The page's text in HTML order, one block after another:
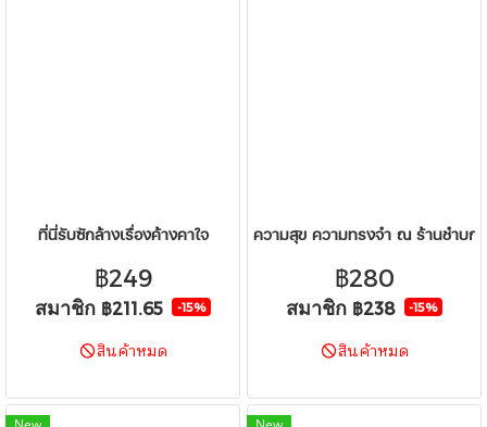
ที่นี่รับซักล้างเรื่องค้างคาใจ
฿249
สมาชิก ฿211.65 -15%
สินค้าหมด
ความสุข ความทรงจำ ณ ร้านชำบก
฿280
สมาชิก ฿238 -15%
สินค้าหมด